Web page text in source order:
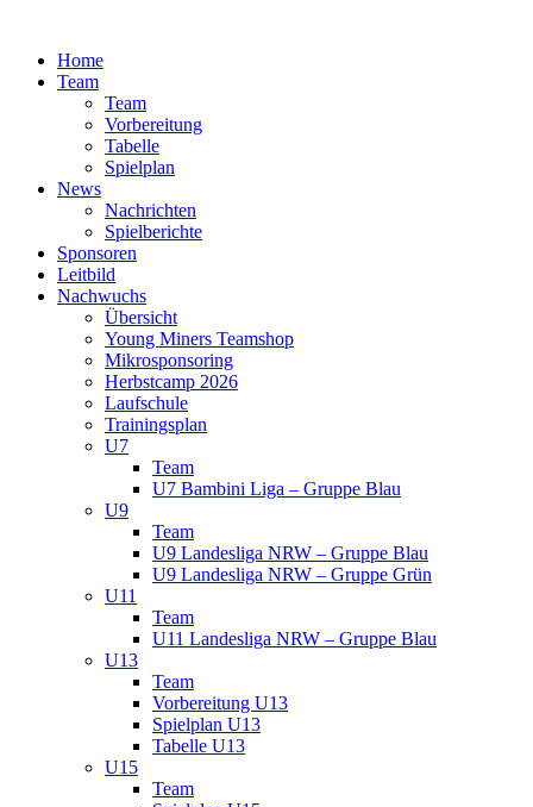
springenHome
Team
Team
Vorbereitung
Tabelle
Spielplan
News
Nachrichten
Spielberichte
Sponsoren
Leitbild
Nachwuchs
Übersicht
Young Miners Teamshop
Mikrosponsoring
Herbstcamp 2026
Laufschule
Trainingsplan
U7
Team
U7 Bambini Liga – Gruppe Blau
U9
Team
U9 Landesliga NRW – Gruppe Blau
U9 Landesliga NRW – Gruppe Grün
U11
Team
U11 Landesliga NRW – Gruppe Blau
U13
Team
Vorbereitung U13
Spielplan U13
Tabelle U13
U15
Team